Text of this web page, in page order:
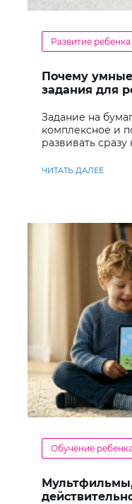
Развитие ребенка
Почему
задания для
Задание на
комплексное и
развивать
ЧИТАТЬ ДАЛЕЕ
Обучение ребенка